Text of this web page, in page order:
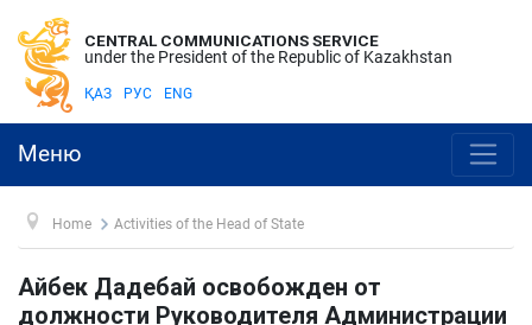
CENTRAL COMMUNICATIONS SERVICE
under the President of the Republic of Kazakhstan
ҚАЗ РУС ENG
Меню
Home Activities of the Head of State
Айбек Дадебай освобожден от
должности Руководителя Администрации